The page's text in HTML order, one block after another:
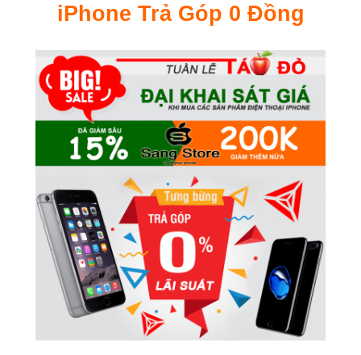
iPhone Trả Góp 0 Đồng